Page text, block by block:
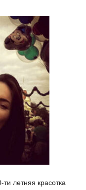
летняя красотка